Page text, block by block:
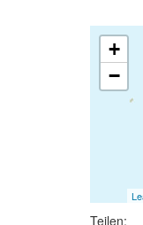
+
−
Teilen: